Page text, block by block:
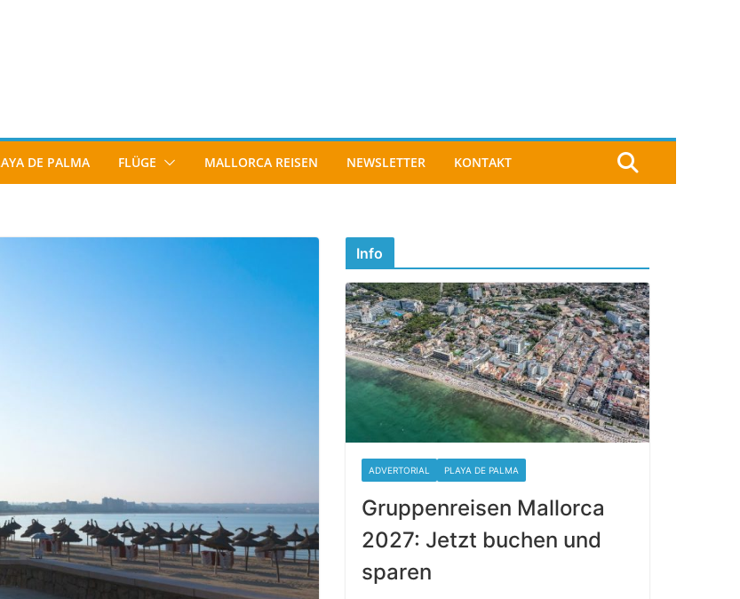
DE PALMA FLÜGE MALLORCA REISEN NEWSLETTER KONTAKT
Info
ADVERTORIAL PLAYA DE PALMA
Gruppenreisen Mallorca
2027: Jetzt buchen und
sparen